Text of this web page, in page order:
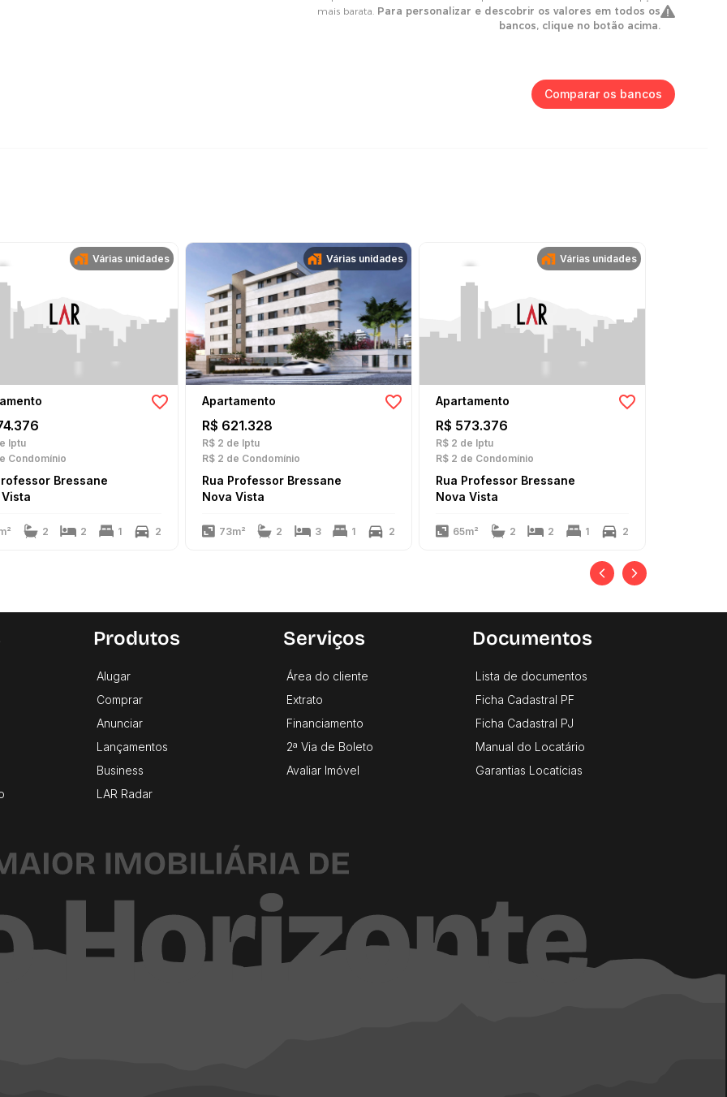
Comparar os bancos
Várias unidades
Iptu
Condomínio
Bressane
2 2 1 2
Várias unidades
Apartamento
R$ 621.328
R$ 2 de Iptu
R$ 2 de Condomínio
Rua Professor Bressane
Nova Vista
73m² 2 3 1 2
Várias unidades
Apartamento
R$ 573.376
R$ 2 de Iptu
R$ 2 de Condomínio
Rua Professor Bressane
Nova Vista
65m² 2 2 1 2
Produtos
Alugar
Comprar
Anunciar
Lançamentos
Business
LAR Radar
Serviços
Área do cliente
Extrato
Financiamento
2ª Via de Boleto
Avaliar Imóvel
Documentos
Lista de documentos
Ficha Cadastral PF
Ficha Cadastral PJ
Manual do Locatário
Garantias Locatícias